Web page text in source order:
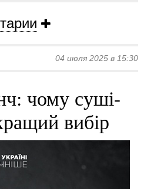
04 июля 2025 в 15:30
чому суші-
вибір